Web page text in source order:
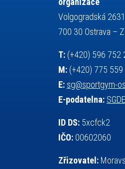
rychlobruslení
sportovní
squash
talentová
teorie sportovní
událost
volejbal
vzpírání
zeměpis
Volgogradská
700 30 Ostrava –
T: (+420) 596 752
M: (+420) 775 559
E: sg@sportgym-
E-podatelna:
ID DS: 5xcfck2
IČO: 00602060
Zřizovatel: